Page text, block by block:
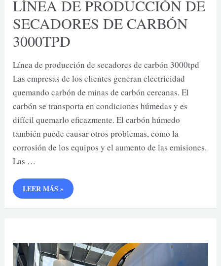
LÍNEA DE PRODUCCIÓN DE
SECADORES DE CARBÓN
3000TPD
Línea de producción de secadores de carbón 3000tpd
Las empresas de los clientes generan electricidad
quemando carbón de minas de carbón cercanas. El
carbón se transporta en condiciones húmedas y es
difícil quemarlo eficazmente. El carbón húmedo
también puede causar otros problemas, como la
corrosión de los equipos y el aumento de las emisiones.
Las …
LÍNEA
DE
PRODUCCIÓN
SECADORES
LEER MÁS »